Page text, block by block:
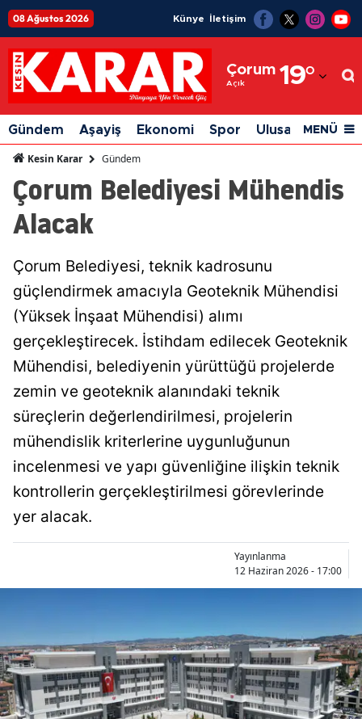
08 Ağustos 2026 Künye İletişim
Çorum
Açık 19°
Adıyaman
Afyonkarahisar
Ağrı
Amasya
Balıkesir
Bilecik
Bingöl
Bitlis
Bolu
Bursa
Çanakkale
Çorum
Denizli
Diyarbakır
Gündem Aşayiş Ekonomi Spor Ulusal Siyaset
MENÜ
Kesin Karar Gündem
Çorum Belediyesi Mühendis
Alacak
Çorum Belediyesi, teknik kadrosunu
güçlendirmek amacıyla Geoteknik Mühendisi
(Yüksek İnşaat Mühendisi) alımı
gerçekleştirecek. İstihdam edilecek Geoteknik
Mühendisi, belediyenin yürüttüğü projelerde
zemin ve geoteknik alanındaki teknik
süreçlerin değerlendirilmesi, projelerin
mühendislik kriterlerine uygunluğunun
incelenmesi ve yapı güvenliğine ilişkin teknik
kontrollerin gerçekleştirilmesi görevlerinde
yer alacak.
Yayınlanma
12 Haziran 2026 - 17:00